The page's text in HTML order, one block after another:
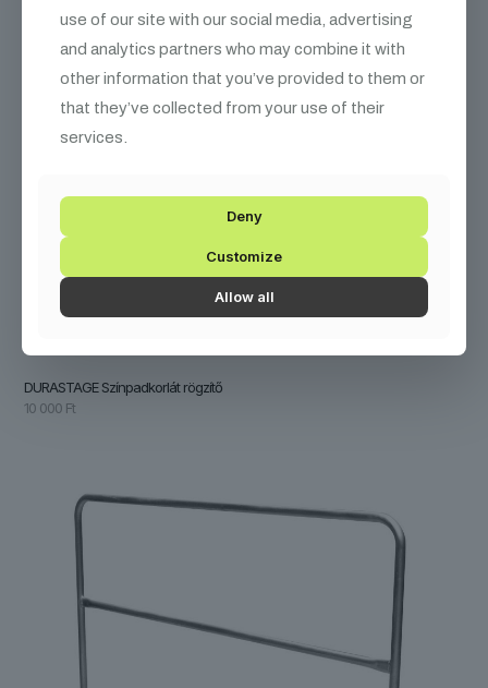
DURASTAGE Színpadkorlát rögzítő
10 000 Ft
use of our site with our social media, advertising
and analytics partners who may combine it with
other information that you’ve provided to them or
that they’ve collected from your use of their
services.
Deny
Customize
Allow all